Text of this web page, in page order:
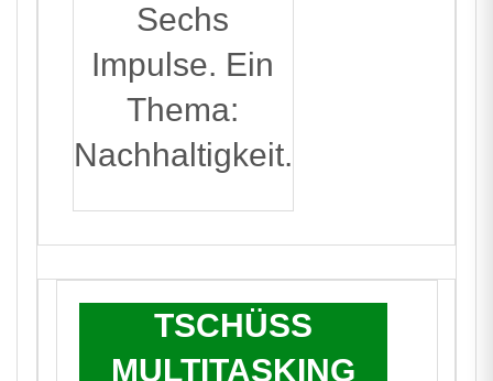
Sechs
Impulse. Ein
Thema:
Nachhaltigkeit.
TSCHÜSS
MULTITASKING